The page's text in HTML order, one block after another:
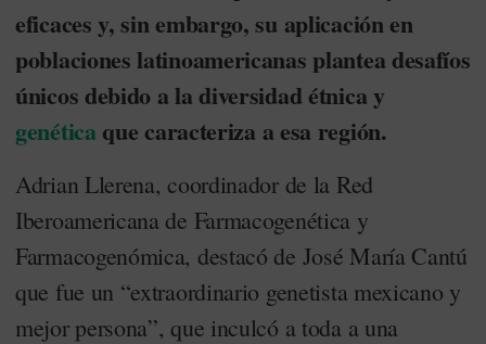
eficaces y, sin embargo, su aplicación en
poblaciones latinoamericanas plantea desafíos
únicos debido a la diversidad étnica y
genéticaque caracteriza a esa región.
Adrian Llerena, coordinador de la Red
Iberoamericana de Farmacogenética y
Farmacogenómica, destacó de José María Cantú
que fue un “extraordinario genetista mexicano y
mejor persona”, que inculcó a toda a una